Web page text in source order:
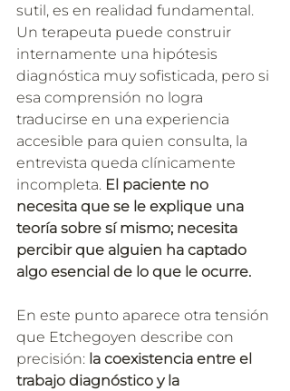
sutil, es en realidad fundamental.
Un terapeuta puede construir
internamente una hipótesis
diagnóstica muy sofisticada, pero si
esa comprensión no logra
traducirse en una experiencia
accesible para quien consulta, la
entrevista queda clínicamente
incompleta. El paciente no
necesita que se le explique una
teoría sobre sí mismo; necesita
percibir que alguien ha captado
algo esencial de lo que le ocurre.
En este punto aparece otra tensión
que Etchegoyen describe con
precisión: la coexistencia entre el
trabajo diagnóstico y la